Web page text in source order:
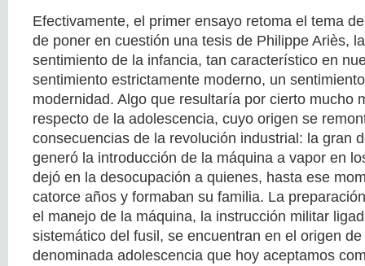
Efectivamente, el primer ensayo retoma el tema
de poner en cuestión una tesis de Philippe Ariès,
sentimiento de la infancia, tan característico en
sentimiento estrictamente moderno, un
modernidad. Algo que resultaría por cierto mucho
respecto de la adolescencia, cuyo origen se
consecuencias de la revolución industrial: la gran
generó la introducción de la máquina a vapor en
dejó en la desocupación a quienes, hasta ese
catorce años y formaban su familia. La
el manejo de la máquina, la instrucción militar
sistemático del fusil, se encuentran en el origen
denominada adolescencia que hoy aceptamos